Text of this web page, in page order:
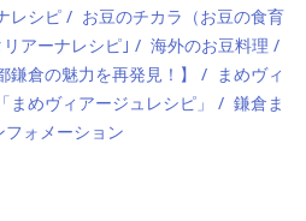
レシピ
お豆のチカラ（お豆の食育
アーナレシピ｣
海外のお豆料理
鎌倉の魅力を再発見！】
まめヴィ
まめヴィアージュレシピ」
鎌倉ま
フォメーション